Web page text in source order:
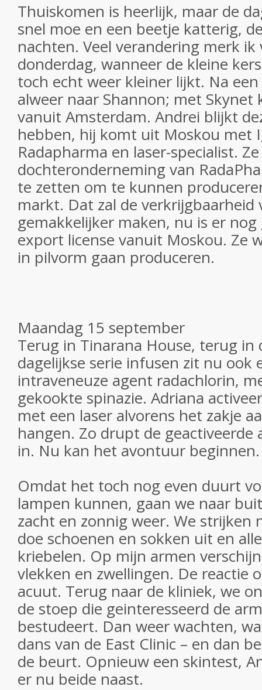
Thuiskomen is heerlijk, maar de
snel moe en een beetje katterig,
nachten. Veel verandering merk
donderdag, wanneer de kleine
toch echt weer kleiner lijkt. Na
alweer naar Shannon; met Skynet
vanuit Amsterdam. Andrei blijkt
hebben, hij komt uit Moskou met
Radapharma en laser-specialist.
dochteronderneming van
te zetten om te kunnen
markt. Dat zal de verkrijgbaarheid
gemakkelijker maken, nu is er
export license vanuit Moskou. Ze
in pilvorm gaan produceren.
Maandag 15 september
Terug in Tinarana House, terug in
dagelijkse serie infusen zit nu ook
intraveneuze agent radachlorin,
gekookte spinazie. Adriana
met een laser alvorens het zakje
hangen. Zo drupt de geactiveerde
in. Nu kan het avontuur beginnen.
Omdat het toch nog even duurt
lampen kunnen, gaan we naar
zacht en zonnig weer. We strijken
doe schoenen en sokken uit en
kriebelen. Op mijn armen
vlekken en zwellingen. De reactie
acuut. Terug naar de kliniek, we
de stoep die geinteresseerd de
bestudeert. Dan weer wachten,
dans van de East Clinic – en dan
de beurt. Opnieuw een skintest,
er nu beide naast.